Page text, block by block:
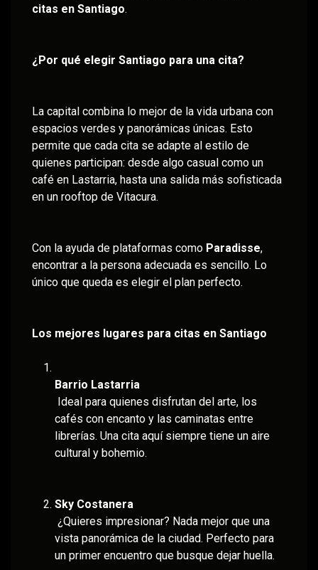
citas en Santiago.
¿Por qué elegir Santiago para una cita?
La capital combina lo mejor de la vida urbana con
espacios verdes y panorámicas únicas. Esto
permite que cada cita se adapte al estilo de
quienes participan: desde algo casual como un
café en Lastarria, hasta una salida más sofisticada
en un rooftop de Vitacura.
Con la ayuda de plataformas como Paradisse,
encontrar a la persona adecuada es sencillo. Lo
único que queda es elegir el plan perfecto.
Los mejores lugares para citas en Santiago
Barrio Lastarria
Ideal para quienes disfrutan del arte, los
cafés con encanto y las caminatas entre
librerías. Una cita aquí siempre tiene un aire
cultural y bohemio.
Sky Costanera
¿Quieres impresionar? Nada mejor que una
vista panorámica de la ciudad. Perfecto para
un primer encuentro que busque dejar huella.